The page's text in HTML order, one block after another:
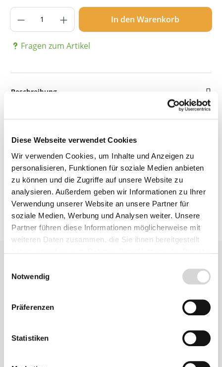
Diese Webseite verwendet Cookies
Wir verwenden Cookies, um Inhalte und Anzeigen zu
personalisieren, Funktionen für soziale Medien anbieten
zu können und die Zugriffe auf unsere Website zu
analysieren. Außerdem geben wir Informationen zu Ihrer
Verwendung unserer Website an unsere Partner für
soziale Medien, Werbung und Analysen weiter. Unsere
Partner führen diese Informationen möglicherweise mit
weiteren Daten zusammen, die Sie ihnen bereitgestellt
Notwendig
Präferenzen
Statistiken
Produkt Anzahl: Gib den gewünschten
In den Warenkorb
Fragen zum Artikel
Beschreibung
Bewertungen
Produkt
empfehlen wir